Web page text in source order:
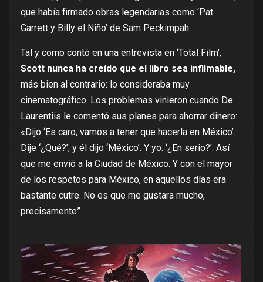
que había firmado obras legendarias como ‘Pat
Garrett y Billy el Niño’ de Sam Peckimpah.
Tal y como contó en una entrevista en ‘Total Film’,
Scott nunca ha creído que el libro sea infilmable,
más bien al contrario: lo consideraba muy
cinematográfico. Los problemas vinieron cuando De
Laurentiis le comentó sus planes para ahorrar dinero:
«Dijo ‘Es caro, vamos a tener que hacerla en México’.
Dije ‘¿Qué?’, y él dijo ‘México’. Y yo: ‘¿En serio?’. Así
que me envió a la Ciudad de México. Y con el mayor
de los respetos para México, en aquellos días era
bastante cutre. No es que me gustara mucho,
precisamente”.